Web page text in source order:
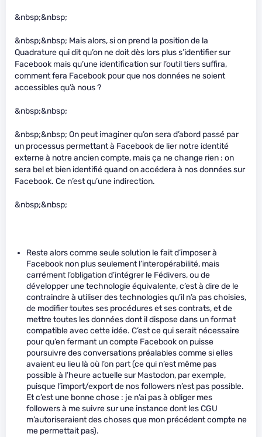
&nbsp;&nbsp;
&nbsp;&nbsp; Mais alors, si on prend la position de la
Quadrature qui dit qu’on ne doit dès lors plus s’identifier sur
Facebook mais qu’une identification sur l’outil tiers suffira,
comment fera Facebook pour que nos données ne soient
accessibles qu’à nous ?
&nbsp;&nbsp;
&nbsp;&nbsp; On peut imaginer qu’on sera d’abord passé par
un processus permettant à Facebook de lier notre identité
externe à notre ancien compte, mais ça ne change rien : on
sera bel et bien identifié quand on accédera à nos données sur
Facebook. Ce n’est qu’une indirection.
&nbsp;&nbsp;
Reste alors comme seule solution le fait d’imposer à
Facebook non plus seulement l’interopérabilité, mais
carrément l’obligation d’intégrer le Fédivers, ou de
développer une technologie équivalente, c’est à dire de le
contraindre à utiliser des technologies qu’il n’a pas choisies,
de modifier toutes ses procédures et ses contrats, et de
mettre toutes les données dont il dispose dans un format
compatible avec cette idée. C’est ce qui serait nécessaire
pour qu’en fermant un compte Facebook on puisse
poursuivre des conversations préalables comme si elles
avaient eu lieu là où l’on part (ce qui n’est même pas
possible à l’heure actuelle sur Mastodon, par exemple,
puisque l’import/export de nos followers n’est pas possible.
Et c’est une bonne chose : je n’ai pas à obliger mes
followers à me suivre sur une instance dont les CGU
m’autoriseraient des choses que mon précédent compte ne
me permettait pas).